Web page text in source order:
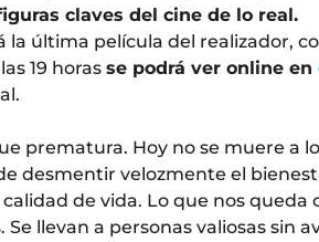
claves del cine de lo real.
la última película del realizador,
19 horas se podrá ver online en
prematura. Hoy no se muere a
desmentir velozmente el
de vida. Lo que nos queda
llevan a personas valiosas sin